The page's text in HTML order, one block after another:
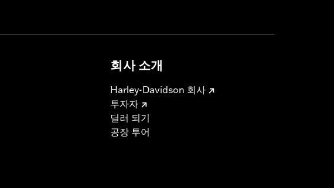
회사 소개
Harley-Davidson 회사
투자자
딜러 되기
공장 투어